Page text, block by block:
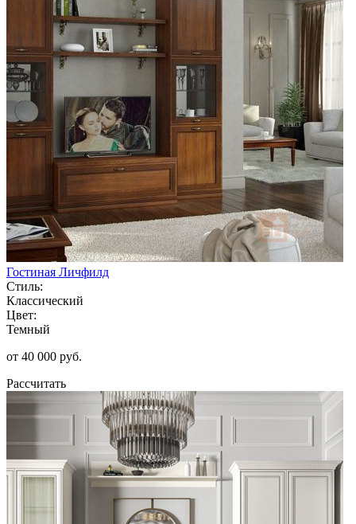
Гостиная Личфилд
Стиль:
Классический
Цвет:
Темный
от 40 000 руб.
Рассчитать